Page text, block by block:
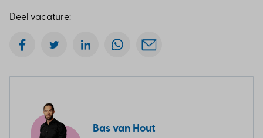
Deel vacature:
Bas van Hout